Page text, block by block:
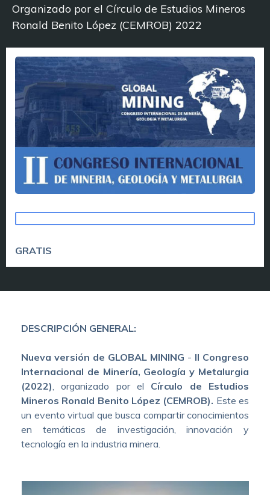
Organizado por el Círculo de Estudios Mineros
Ronald Benito López (CEMROB) 2022
GRATIS
DESCRIPCIÓN GENERAL:
Nueva versión de GLOBAL MINING - II Congreso
Internacional de Minería, Geología y Metalurgia
(2022) , organizado por el Círculo de Estudios
Mineros Ronald Benito López (CEMROB). Este es
un evento virtual que busca compartir conocimientos
en temáticas de investigación, innovación y
tecnología en la industria minera.